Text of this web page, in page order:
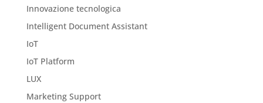
Innovazione tecnologica
Intelligent Document Assistant
IoT
IoT Platform
LUX
Marketing Support